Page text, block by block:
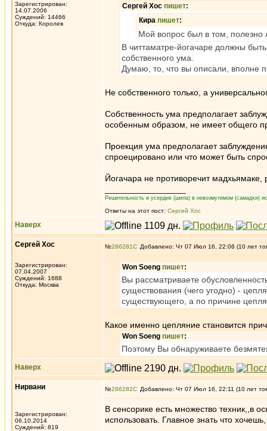
Зарегистрирован:
14.07.2006
Суждений: 14466
Откуда: Королев
Сергей Хос пишет:
Кира пишет:
Мой вопрос был в том, полезно
В читтаматре-йогачаре должны
собственного ума.
Думаю, то, что вы описали, вполне
Не собственного только, а
Собственность ума предполагает
особенным образом, не имеет общего
Проекция ума предполагает
спроецировано или что может быть
Йогачара не противоречит
Решительность и усердие (шила) в невозмутимом (самадхи)
Ответы на этот пост: Сергей Хос
Наверх
Сергей Хос
Зарегистрирован:
07.04.2007
Суждений: 1688
Откуда: Москва
№286281 Добавлено: Чт 07 Июл 16, 22:06 (10 лет
Won Soeng пишет:
Вы рассматриваете
существования (чего угодно) -
существующего, а по причине
Какое именно цепляние становится
Won Soeng пишет:
Поэтому Вы обнаруживаете
Наверх
Нирвани
Зарегистрирован:
06.10.2014
Суждений: 819
№286282 Добавлено: Чт 07 Июл 16, 22:11 (10 лет
В сенсорике есть множество техник,,в
использовать. Главное знать что